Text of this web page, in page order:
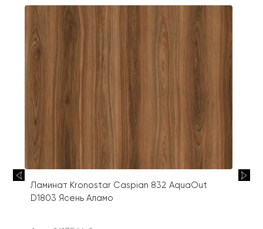
Ламинат Kronostar Caspian 832 AquaOut
D1803 Ясень Аламо